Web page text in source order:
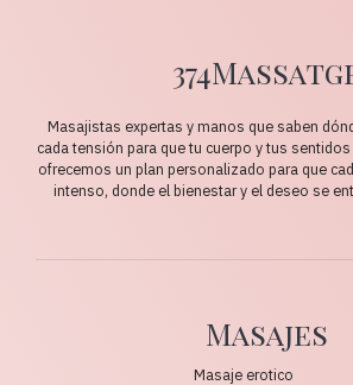
Masajistas expertas y manos que saben
cada tensión para que tu cuerpo y tus sentidos
ofrecemos un plan personalizado para que
intenso, donde el bienestar y el deseo se
Masajes
Masaje erotico